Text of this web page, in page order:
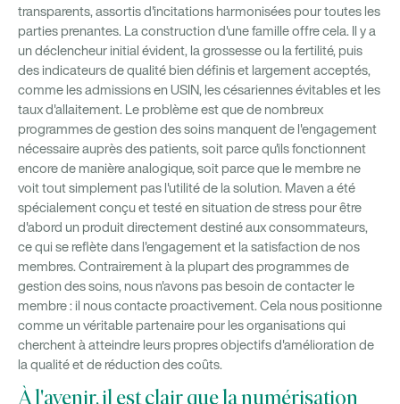
transparents, assortis d'incitations harmonisées pour toutes les
parties prenantes. La construction d'une famille offre cela. Il y a
un déclencheur initial évident, la grossesse ou la fertilité, puis
des indicateurs de qualité bien définis et largement acceptés,
comme les admissions en USIN, les césariennes évitables et les
taux d'allaitement. Le problème est que de nombreux
programmes de gestion des soins manquent de l'engagement
nécessaire auprès des patients, soit parce qu'ils fonctionnent
encore de manière analogique, soit parce que le membre ne
voit tout simplement pas l'utilité de la solution. Maven a été
spécialement conçu et testé en situation de stress pour être
d'abord un produit directement destiné aux consommateurs,
ce qui se reflète dans l'engagement et la satisfaction de nos
membres. Contrairement à la plupart des programmes de
gestion des soins, nous n'avons pas besoin de contacter le
membre : il nous contacte proactivement. Cela nous positionne
comme un véritable partenaire pour les organisations qui
cherchent à atteindre leurs propres objectifs d'amélioration de
la qualité et de réduction des coûts.
À l'avenir, il est clair que la numérisation